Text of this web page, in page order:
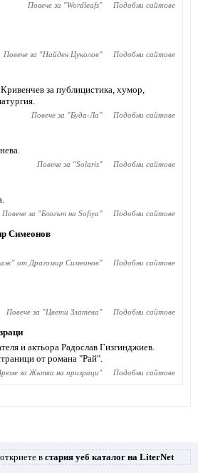
Повече за "Wordleafs" Подобни сайтове
Повече за "Найден Цуколов" Подобни сайтове
за публицистика, хумор,
Повече за "Буда-Ла" Подобни сайтове
Повече за "Solaris" Подобни сайтове
Повече за "Блогът на Sofiya" Подобни сайтове
Симеонов
от Драгомир Симеонов" Подобни сайтове
Повече за "Цвети Златева" Подобни сайтове
и актьора Радослав Гизгинджиев‎.
от романа "Рай".
за Жътва на призраци" Подобни сайтове
в стария уеб каталог на LiterNet